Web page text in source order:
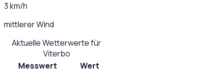
3 km/h
mittlerer Wind
Aktuelle Wetterwerte für
Viterbo
Messwert
Wert